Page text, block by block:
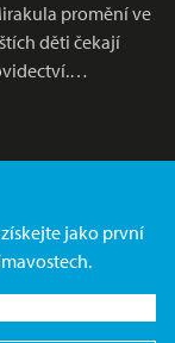
promění ve
děti čekají
jako první